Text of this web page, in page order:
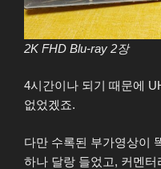
2K FHD Blu-ray 2장
4시간이나 되기 때문에
없었겠죠.
다만 수록된 부가영상이
하나 달랑 들었고, 커멘